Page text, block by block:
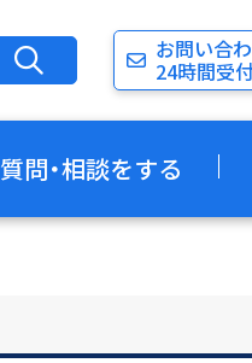
お問い合
24時間受
質問・相談をする